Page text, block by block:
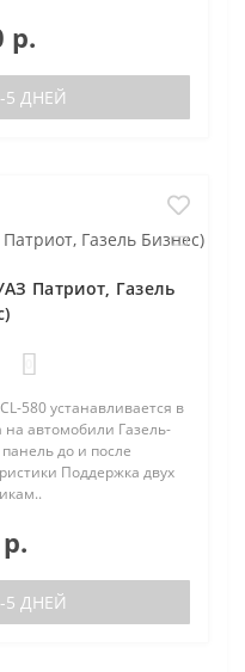
р.
ДНЕЙ
Патриот, Газель
580 устанавливается в
на автомобили Газель-
до и после
Поддержка двух
ДНЕЙ